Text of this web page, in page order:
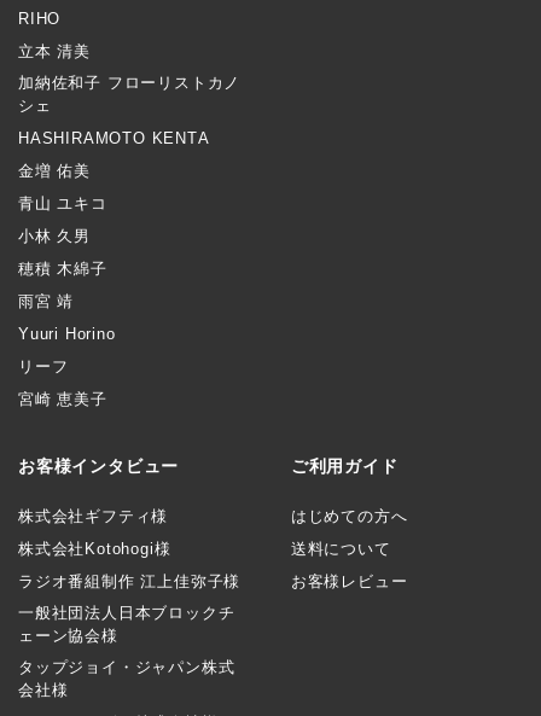
RIHO
立本 清美
加納佐和子 フローリストカノ
シェ
HASHIRAMOTO KENTA
金増 佑美
青山 ユキコ
小林 久男
穂積 木綿子
雨宮 靖
Yuuri Horino
リーフ
宮崎 恵美子
お客様インタビュー
株式会社ギフティ様
株式会社Kotohogi様
ラジオ番組制作 江上佳弥子様
一般社団法人日本ブロックチ
ェーン協会様
タップジョイ・ジャパン株式
会社様
ご利用ガイド
はじめての方へ
送料について
お客様レビュー